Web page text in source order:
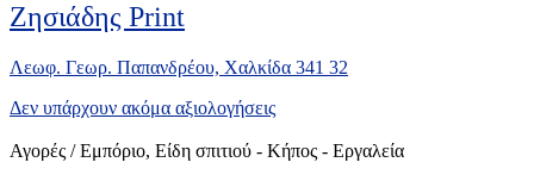
Ζησιάδης Print
Λεωφ. Γεωρ. Παπανδρέου, Χαλκίδα 341 32
Δεν υπάρχουν ακόμα αξιολογήσεις
Αγορές / Εμπόριο, Είδη σπιτιού - Κήπος - Εργαλεία